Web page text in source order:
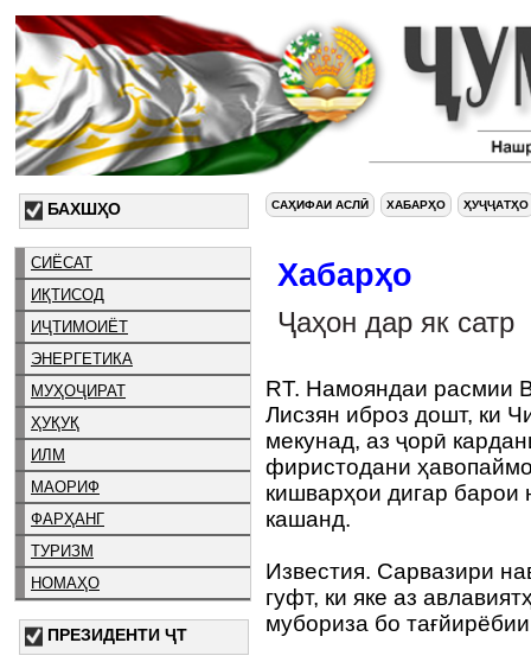
БАХШҲО
СИЁСАТ
ИҚТИСОД
ИҶТИМОИЁТ
ЭНЕРГЕТИКА
МУҲОҶИРАТ
ҲУҚУҚ
ИЛМ
МАОРИФ
ФАРҲАНГ
ТУРИЗМ
НОМАҲО
ПРЕЗИДЕНТИ ҶТ
САҲИФАИ АСЛӢ ХАБАРҲО ҲУҶҶАТҲО
Хабарҳо
Ҷаҳон дар як сатр
RT. Намояндаи расмии
Лисзян иброз дошт, ки
мекунад, аз ҷорӣ
фиристодани
кишварҳои дигар барои
кашанд.
Известия. Сарвазири
гуфт, ки яке аз
мубориза бо